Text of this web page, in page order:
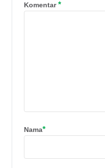
Komentar*
Nama*